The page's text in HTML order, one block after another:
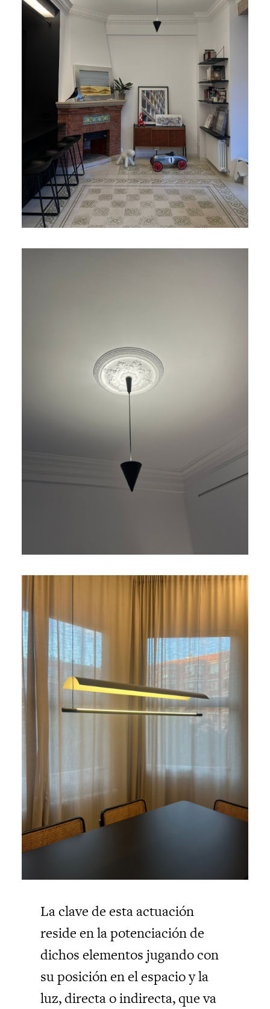
La clave de esta actuación
reside en la potenciación de
dichos elementos jugando con
su posición en el espacio y la
luz, directa o indirecta, que va